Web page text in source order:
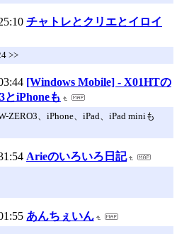
チャトレとクリエとイロイ
>>
[Windows Mobile] - X01HTの
とiPhoneも
ZERO3、iPhone、iPad、iPad miniも
Arieのいろいろ日記
あんちぇいん